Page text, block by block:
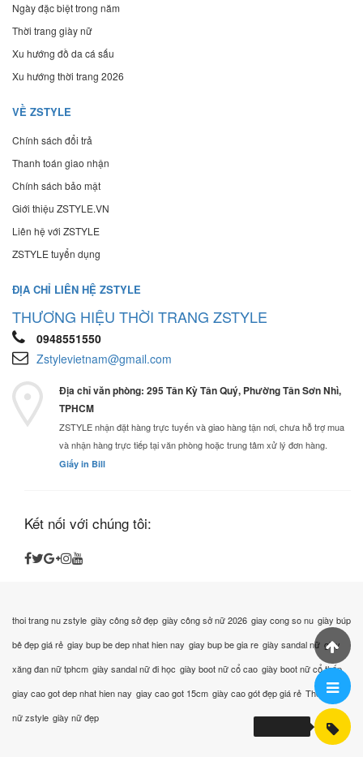
Ngày đặc biệt trong năm
Thời trang giày nữ
Xu hướng đồ da cá sấu
Xu hướng thời trang 2026
VỀ ZSTYLE
Chính sách đổi trả
Thanh toán giao nhận
Chính sách bảo mật
Giới thiệu ZSTYLE.VN
Liên hệ với ZSTYLE
ZSTYLE tuyển dụng
ĐỊA CHỈ LIÊN HỆ ZSTYLE
THƯƠNG HIỆU THỜI TRANG ZSTYLE
0948551550
Zstylevietnam@gmail.com
Địa chỉ văn phòng: 295 Tân Kỳ Tân Quý, Phường Tân Sơn Nhì,
TPHCM
ZSTYLE nhận đặt hàng trực tuyến và giao hàng tận nơi, chưa hỗ trợ mua
và nhận hàng trực tiếp tại văn phòng hoặc trung tâm xử lý đơn hàng.
Giấy in Bill
Kết nối với chúng tôi:
thoi trang nu zstyle giày công sở đẹp giày công sở nữ 2026 giay cong so nu giày búp
bê đẹp giá rẻ giay bup be dep nhat hien nay giay bup be gia re giày sandal nữ giày
xăng đan nữ tphcm giày sandal nữ đi học giày boot nữ cổ cao giày boot nữ cổ thấp
giay cao got dep nhat hien nay giay cao got 15cm giày cao gót đẹp giá rẻ Thời trang
nữ zstyle giày nữ đẹp